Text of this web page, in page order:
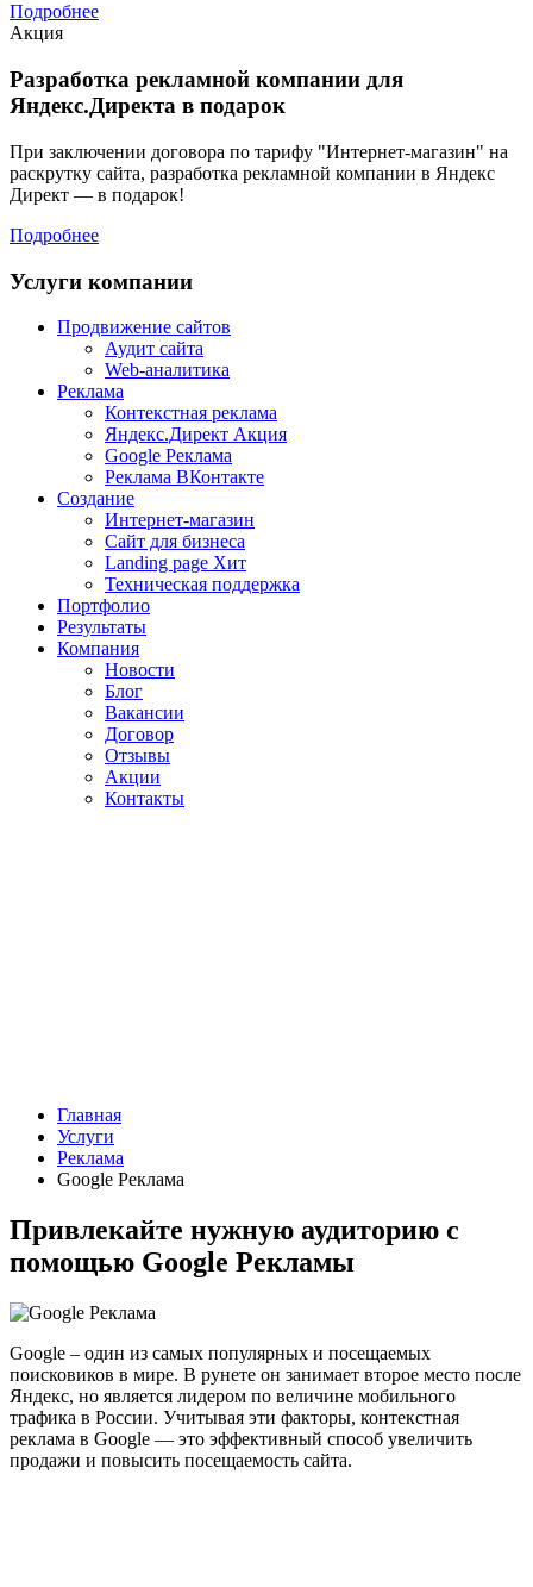
Подробнее
Акция
Разработка рекламной компании для
Яндекс.Директа в подарок
При заключении договора по тарифу "Интернет-магазин" на
раскрутку сайта, разработка рекламной компании в Яндекс
Директ — в подарок!
Подробнее
Услуги компании
Продвижение сайтов
Аудит сайта
Web-аналитика
Реклама
Контекстная реклама
Яндекс.Директ Акция
Google Реклама
Реклама ВКонтакте
Создание
Интернет-магазин
Сайт для бизнеса
Landing page Хит
Техническая поддержка
Портфолио
Результаты
Компания
Новости
Блог
Вакансии
Договор
Отзывы
Акции
Контакты
Главная
Услуги
Реклама
Google Реклама
Привлекайте нужную аудиторию с
помощью Google Рекламы
Google – один из самых популярных и посещаемых
поисковиков в мире. В рунете он занимает второе место после
Яндекс, но является лидером по величине мобильного
трафика в России. Учитывая эти факторы, контекстная
реклама в Google — это эффективный способ увеличить
продажи и повысить посещаемость сайта.